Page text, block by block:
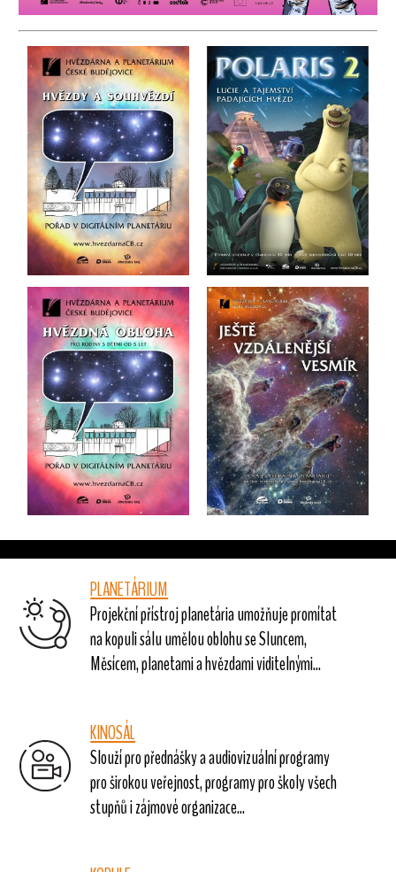
PLANETÁRIUM
Projekční přístroj planetária umožňuje promítat
na kopuli sálu umělou oblohu se Sluncem,
Měsícem, planetami a hvězdami viditelnými...
KINOSÁL
Slouží pro přednášky a audiovizuální programy
pro širokou veřejnost, programy pro školy všech
stupňů i zájmové organizace...